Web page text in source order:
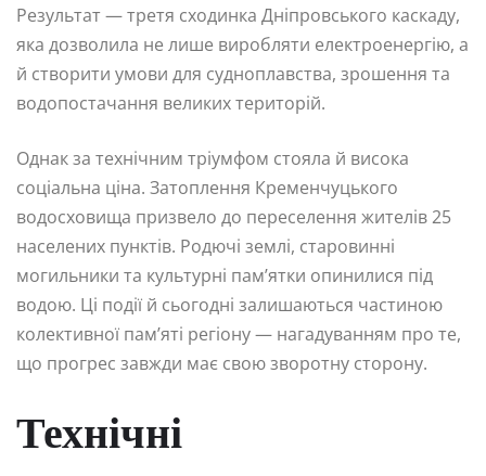
Результат — третя сходинка Дніпровського каскаду,
яка дозволила не лише виробляти електроенергію, а
й створити умови для судноплавства, зрошення та
водопостачання великих територій.
Однак за технічним тріумфом стояла й висока
соціальна ціна. Затоплення Кременчуцького
водосховища призвело до переселення жителів 25
населених пунктів. Родючі землі, старовинні
могильники та культурні пам’ятки опинилися під
водою. Ці події й сьогодні залишаються частиною
колективної пам’яті регіону — нагадуванням про те,
що прогрес завжди має свою зворотну сторону.
Технічні